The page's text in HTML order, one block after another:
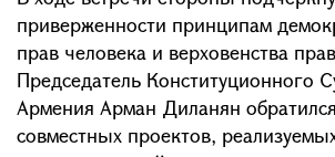
приверженности принципам
прав человека и верховенства
Председатель Конституционного
Армения Арман Диланян
совместных проектов,